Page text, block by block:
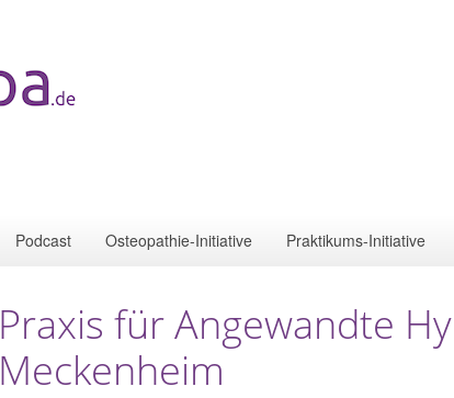
Podcast Osteopathie-Initiative Praktikums-Initiative
Praxis für Angewandte
Meckenheim